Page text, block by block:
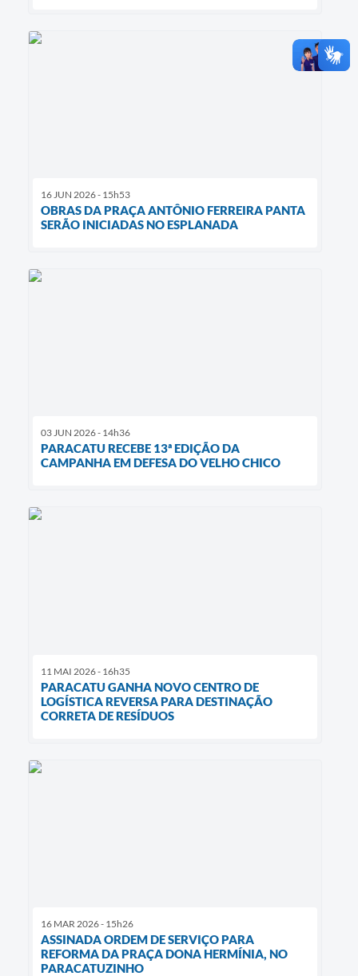
16 JUN 2026 - 15h53
OBRAS DA PRAÇA ANTÔNIO FERREIRA PANTA
SERÃO INICIADAS NO ESPLANADA
03 JUN 2026 - 14h36
PARACATU RECEBE 13ª EDIÇÃO DA
CAMPANHA EM DEFESA DO VELHO CHICO
11 MAI 2026 - 16h35
PARACATU GANHA NOVO CENTRO DE
LOGÍSTICA REVERSA PARA DESTINAÇÃO
CORRETA DE RESÍDUOS
16 MAR 2026 - 15h26
ASSINADA ORDEM DE SERVIÇO PARA
REFORMA DA PRAÇA DONA HERMÍNIA, NO
PARACATUZINHO